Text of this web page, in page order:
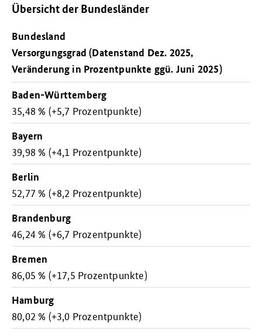
Übersicht der Bundesländer
Bundesland
Versorgungsgrad (Datenstand Dez. 2025,
Veränderung in Prozentpunkte ggü. Juni 2025)
Baden-Württemberg
35,48 % (+5,7 Prozentpunkte)
Bayern
39,98 % (+4,1 Prozentpunkte)
Berlin
52,77 % (+8,2 Prozentpunkte)
Brandenburg
46,24 % (+6,7 Prozentpunkte)
Bremen
86,05 % (+17,5 Prozentpunkte)
Hamburg
80,02 % (+3,0 Prozentpunkte)